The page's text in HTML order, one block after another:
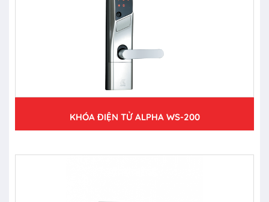
KHÓA ĐIỆN TỬ ALPHA WS-200